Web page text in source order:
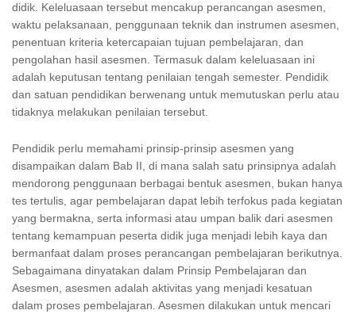
didik. Keleluasaan tersebut mencakup perancangan asesmen,
waktu pelaksanaan, penggunaan teknik dan instrumen asesmen,
penentuan kriteria ketercapaian tujuan pembelajaran, dan
pengolahan hasil asesmen. Termasuk dalam keleluasaan ini
adalah keputusan tentang penilaian tengah semester. Pendidik
dan satuan pendidikan berwenang untuk memutuskan perlu atau
tidaknya melakukan penilaian tersebut.
Pendidik perlu memahami prinsip-prinsip asesmen yang
disampaikan dalam Bab II, di mana salah satu prinsipnya adalah
mendorong penggunaan berbagai bentuk asesmen, bukan hanya
tes tertulis, agar pembelajaran dapat lebih terfokus pada kegiatan
yang bermakna, serta informasi atau umpan balik dari asesmen
tentang kemampuan peserta didik juga menjadi lebih kaya dan
bermanfaat dalam proses perancangan pembelajaran berikutnya.
Sebagaimana dinyatakan dalam Prinsip Pembelajaran dan
Asesmen, asesmen adalah aktivitas yang menjadi kesatuan
dalam proses pembelajaran. Asesmen dilakukan untuk mencari